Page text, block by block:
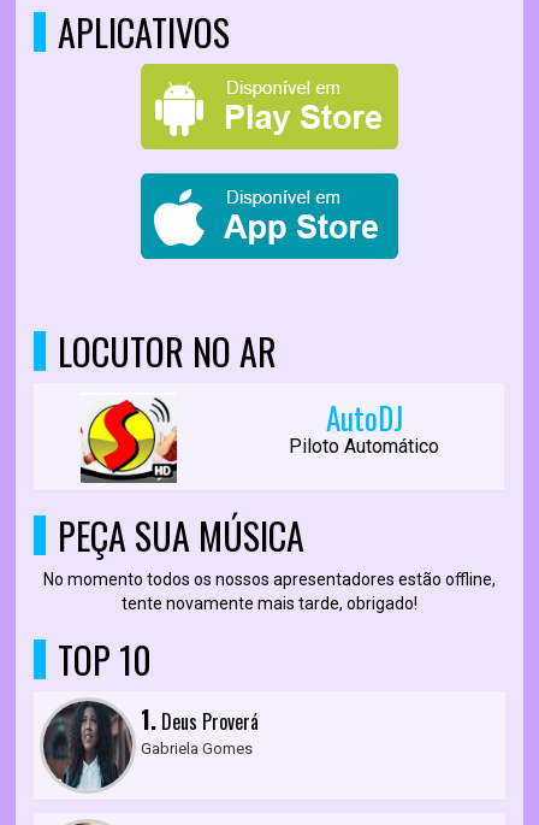
APLICATIVOS
LOCUTOR NO AR
AutoDJ
Piloto Automático
PEÇA SUA MÚSICA
No momento todos os nossos apresentadores estão offline,
tente novamente mais tarde, obrigado!
TOP 10
1. Deus Proverá
Gabriela Gomes